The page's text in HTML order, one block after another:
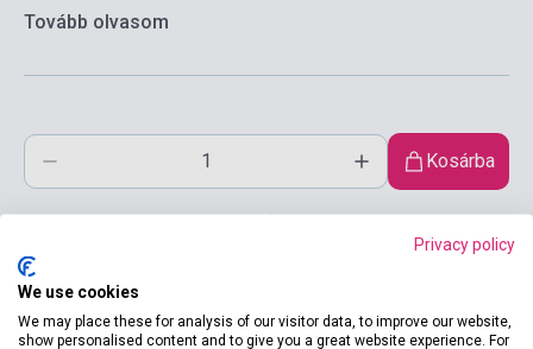
Tovább olvasom
Kosárba
Privacy policy
We use cookies
We may place these for analysis of our visitor data, to improve our website,
show personalised content and to give you a great website experience. For